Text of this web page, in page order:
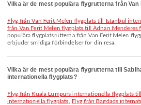
Vilka är de mest populära flygrutterna från
Flyg från Van Ferit Melen flygplats till Istanbul
från Van Ferit Melen flygplats till Adnan Menderes
populära flygplatsrutterna från Van Ferit Melen
erbjuder smidiga förbindelser för din resa.
Vilka är de mest populära flygrutterna till
internationella flygplats?
Flyg från Kuala Lumpurs internationella flygplats till Sabiha Gokcen
internationella flygplats
Flyg från Bagdads